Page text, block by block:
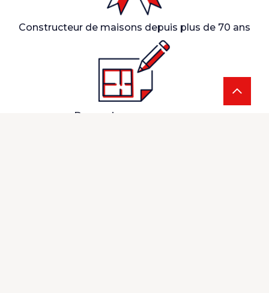
Constructeur de maisons depuis plus de 70 ans
Des maisons sur-mesure